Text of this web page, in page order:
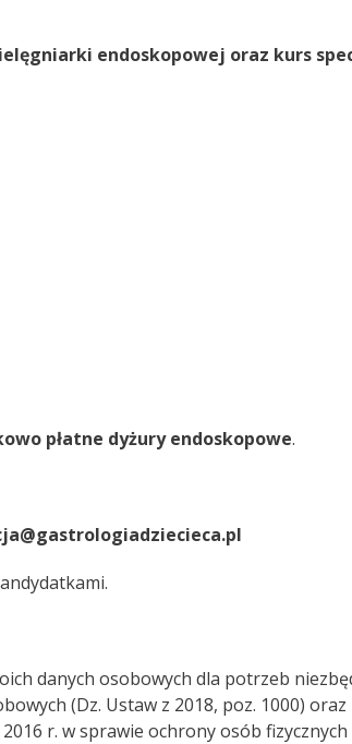
endoskopowej oraz kurs
płatne dyżury endoskopowe.
danych osobowych dla potrzeb
(Dz. Ustaw z 2018, poz. 1000)
r. w sprawie ochrony osób